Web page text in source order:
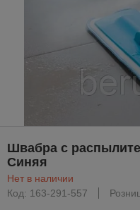
Швабра с
Синяя
Нет в наличии
Код: 163-291-557